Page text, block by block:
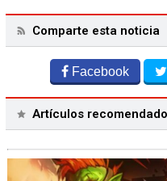
Comparte esta noticia
Facebook
Artículos